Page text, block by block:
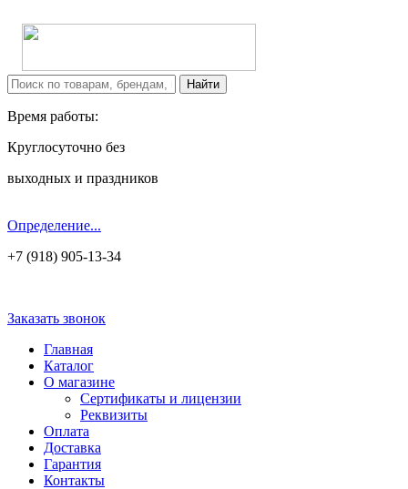
Время работы:
Круглосуточно без
выходных и праздников
Определение...
+7 (918) 905-13-34
Заказать звонок
Главная
Каталог
О магазине
Сертификаты и лицензии
Реквизиты
Оплата
Доставка
Гарантия
Контакты